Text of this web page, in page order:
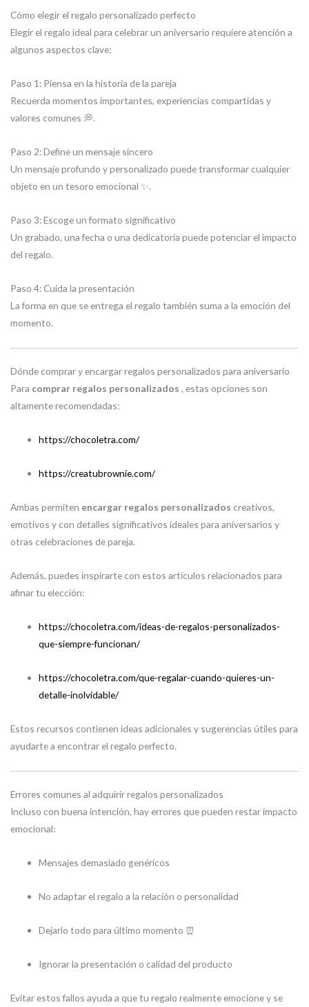
Cómo elegir el regalo personalizado perfecto
Elegir el regalo ideal para celebrar un aniversario requiere atención a
algunos aspectos clave:
Paso 1: Piensa en la historia de la pareja
Recuerda momentos importantes, experiencias compartidas y
valores comunes 💭.
Paso 2: Define un mensaje sincero
Un mensaje profundo y personalizado puede transformar cualquier
objeto en un tesoro emocional ✨.
Paso 3: Escoge un formato significativo
Un grabado, una fecha o una dedicatoria puede potenciar el impacto
del regalo.
Paso 4: Cuida la presentación
La forma en que se entrega el regalo también suma a la emoción del
momento.
Dónde comprar y encargar regalos personalizados para aniversario
Para comprar regalos personalizados , estas opciones son
altamente recomendadas:
https://chocoletra.com/
https://creatubrownie.com/
Ambas permiten encargar regalos personalizados creativos,
emotivos y con detalles significativos ideales para aniversarios y
otras celebraciones de pareja.
Además, puedes inspirarte con estos artículos relacionados para
afinar tu elección:
https://chocoletra.com/ideas-de-regalos-personalizados-
que-siempre-funcionan/
https://chocoletra.com/que-regalar-cuando-quieres-un-
detalle-inolvidable/
Estos recursos contienen ideas adicionales y sugerencias útiles para
ayudarte a encontrar el regalo perfecto.
Errores comunes al adquirir regalos personalizados
Incluso con buena intención, hay errores que pueden restar impacto
emocional:
Mensajes demasiado genéricos
No adaptar el regalo a la relación o personalidad
Dejarlo todo para último momento ⏰
Ignorar la presentación o calidad del producto
Evitar estos fallos ayuda a que tu regalo realmente emocione y se